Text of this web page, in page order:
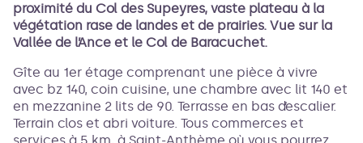
proximité du Col des Supeyres, vaste plateau à la
végétation rase de landes et de prairies. Vue sur la
Vallée de l’Ance et le Col de Baracuchet.
Gîte au 1er étage comprenant une pièce à vivre
avec bz 140, coin cuisine, une chambre avec lit 140 et
en mezzanine 2 lits de 90. Terrasse en bas d’escalier.
Terrain clos et abri voiture. Tous commerces et